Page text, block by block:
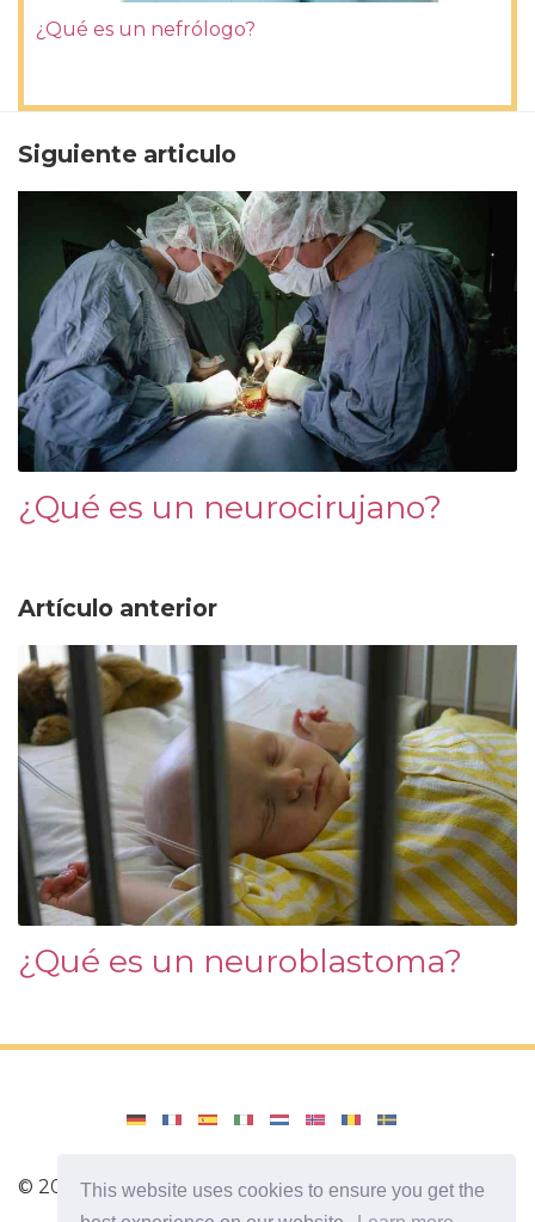
This website uses cookies to ensure you get the
¿Qué es un nefrólogo?
Siguiente articulo
¿Qué es un neurocirujano?
Artículo anterior
¿Qué es un neuroblastoma?
© 2026Amenajari